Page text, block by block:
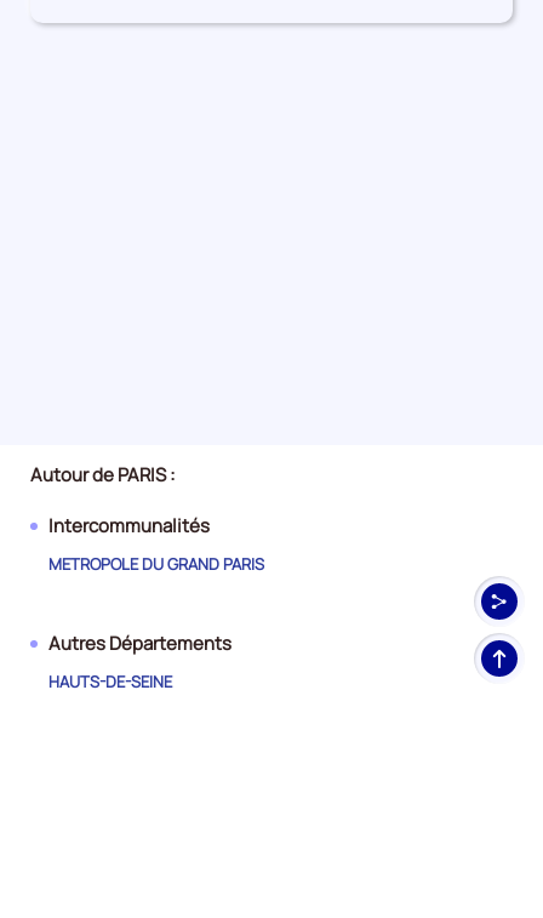
Autour de PARIS :
Intercommunalités
METROPOLE DU GRAND PARIS
Autres Départements
HAUTS-DE-SEINE
Haut
de